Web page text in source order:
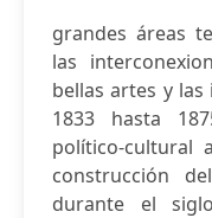
grandes áreas
las
bellas artes y
1833 hasta
político-cultural
construcción
durante el